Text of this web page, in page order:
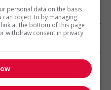
personal data on the basis
can object to by managing
at the bottom of this page
withdraw consent in privacy